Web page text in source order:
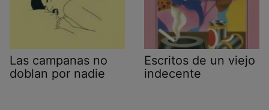
Las campanas no
doblan por nadie
Escritos de un viejo
indecente